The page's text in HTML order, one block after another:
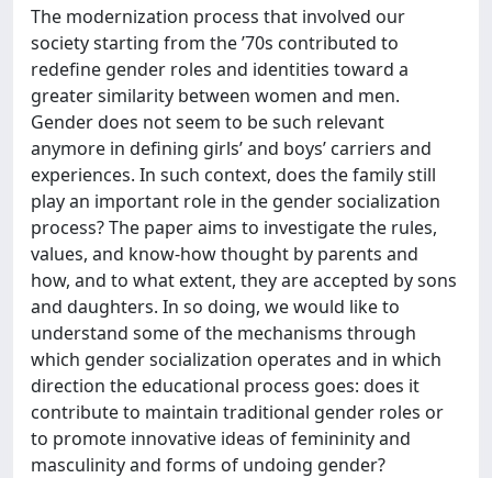
The modernization process that involved our
society starting from the ’70s contributed to
redefine gender roles and identities toward a
greater similarity between women and men.
Gender does not seem to be such relevant
anymore in defining girls’ and boys’ carriers and
experiences. In such context, does the family still
play an important role in the gender socialization
process? The paper aims to investigate the rules,
values, and know-how thought by parents and
how, and to what extent, they are accepted by sons
and daughters. In so doing, we would like to
understand some of the mechanisms through
which gender socialization operates and in which
direction the educational process goes: does it
contribute to maintain traditional gender roles or
to promote innovative ideas of femininity and
masculinity and forms of undoing gender?